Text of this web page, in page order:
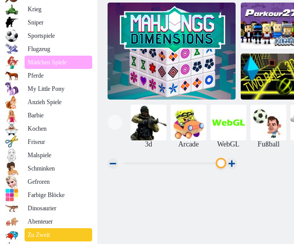
Kogama:
Parkour 27
Zwei Ball 3d
3d Arcade WebGL Fußball
Krieg
Sniper
Sportspiele
Flugzeug
Mädchen Spiele
Pferde
My Little Pony
Anzieh Spiele
Barbie
Kochen
Friseur
Malspiele
Schminken
Gefroren
Farbige Blöcke
Dinosaurier
Abenteuer
Zu Zweit